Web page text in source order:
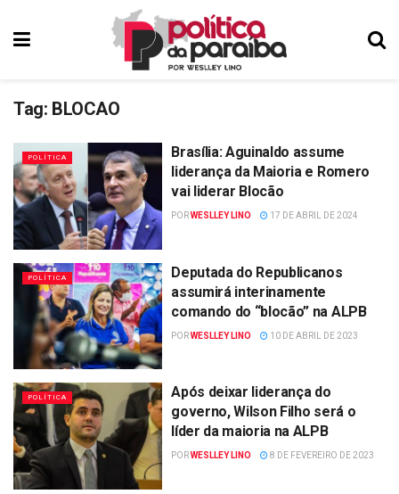
Tag: BLOCAO
POLÍTICA
Brasília: Aguinaldo assume
liderança da Maioria e Romero
vai liderar Blocão
PORWESLLEY LINO 17 DE ABRIL DE 2024
POLÍTICA
Deputada do Republicanos
assumirá interinamente
comando do “blocão” na ALPB
PORWESLLEY LINO 10 DE ABRIL DE 2023
POLÍTICA
Após deixar liderança do
governo, Wilson Filho será o
líder da maioria na ALPB
PORWESLLEY LINO 8 DE FEVEREIRO DE 2023